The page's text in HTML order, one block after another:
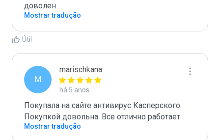
доволен
Mostrar tradução
Útil
M
marischkana
há 5 anos
Покупала на сайте антивирус Касперского.
Покупкой довольна. Все отлично работает.
Mostrar tradução